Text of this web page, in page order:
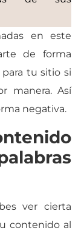
en este
de forma
tu sitio si
manera. Así
negativa.
ver cierta
contenido al